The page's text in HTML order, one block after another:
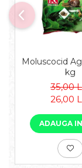
Moluscocid
kg
35,00
26,00
ADAUGA